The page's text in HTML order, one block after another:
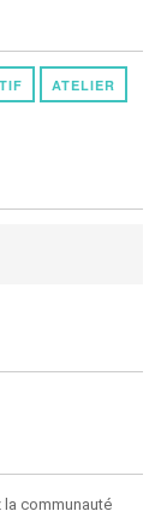
ATELIER
la communauté